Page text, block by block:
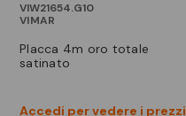
VIW21654.G10
VIMAR
placca 4m oro totale
satinato
Accedi per vedere i prezzi